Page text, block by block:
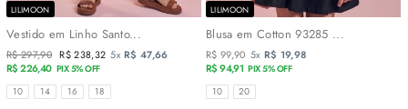
LILIMOON
Vestido em Linho Santo...
Preço
normal
R$ 297,90 Preço
promocional
R$ 238,32 5xR$ 47,66
R$ 226,40 PIX 5% OFF
TAMANHOS
10 14 16 18
LILIMOON
Blusa em Cotton 93285 ...
R$ 99,90 5x R$ 19,98
R$ 94,91 PIX 5% OFF
TAMANHOS
10 20